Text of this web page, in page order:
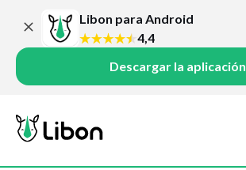
Libon para Android
4,4
Descargar la aplicación